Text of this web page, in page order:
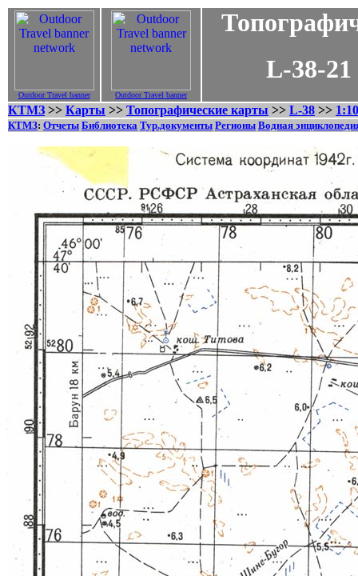
Outdoor Travel banner Outdoor Travel banner
L-38-21 -
КТМЗ >> Карты >> Топографические карты >> L-38 >>
КТМЗ: Отчеты Библиотека Тур.документы Регионы Водная